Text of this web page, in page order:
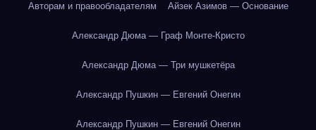
Авторам и правообладателям Айзек Азимов — Основание
Александр Дюма — Граф Монте-Кристо
Александр Дюма — Три мушкетёра
Александр Пушкин — Евгений Онегин
Александр Пушкин — Евгений Онегин